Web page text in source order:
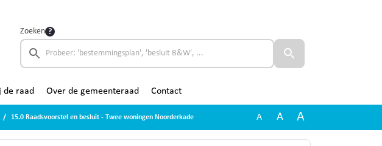
Zoeken
de raad Over de gemeenteraad Contact
15.0 Raadsvoorstel en besluit - Twee woningen Noorderkade A A A